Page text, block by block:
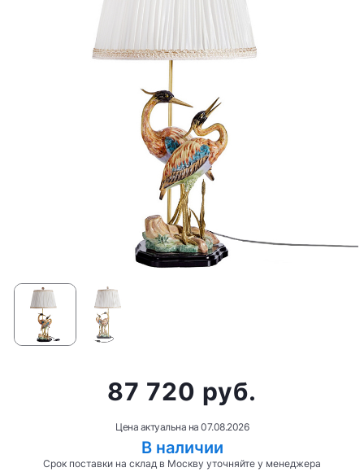
87 720 руб.
Цена актуальна на 07.08.2026
В наличии
Срок поставки на склад в Москву уточняйте у менеджера